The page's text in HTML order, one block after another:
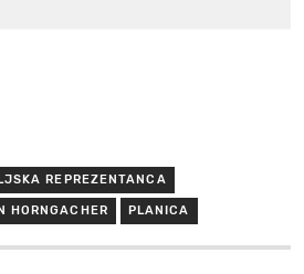
REPREZENTANCA
HORNGACHER PLANICA